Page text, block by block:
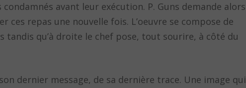
avant leur exécution. P. Guns demande alors
ces repas une nouvelle fois. L’oeuvre se compose de
qu’à droite le chef pose, tout sourire, à côté du
dernier message, de sa dernière trace. Une image qui